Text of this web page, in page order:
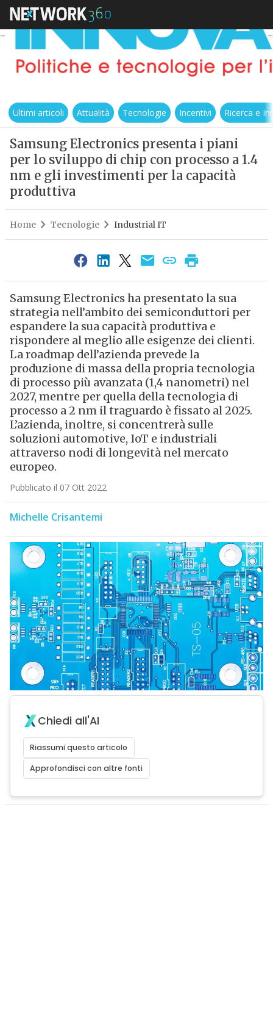
Ultimi articoli Attualità Tecnologie Incentivi Ricerca e
Samsung Electronics presenta i piani
per lo sviluppo di chip con processo a 1.4
nm e gli investimenti per la capacità
produttiva
Home Tecnologie Industrial IT
Samsung Electronics ha presentato la sua
strategia nell’ambito dei semiconduttori per
espandere la sua capacità produttiva e
rispondere al meglio alle esigenze dei clienti.
La roadmap dell’azienda prevede la
produzione di massa della propria tecnologia
di processo più avanzata (1,4 nanometri) nel
2027, mentre per quella della tecnologia di
processo a 2 nm il traguardo è fissato al 2025.
L’azienda, inoltre, si concentrerà sulle
soluzioni automotive, IoT e industriali
attraverso nodi di longevità nel mercato
europeo.
Pubblicato il 07 Ott 2022
Michelle Crisantemi
Chiedi all'AI
Riassumi questo articolo
Approfondisci con altre fonti